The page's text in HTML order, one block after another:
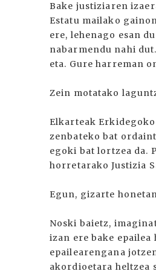
Bake justiziaren
Estatu mailako
ere, lehenago esan
nabarmendu nahi
eta. Gure harreman
Zein motatako
Elkarteak
zenbateko bat
egoki bat lortzea da.
horretarako Justizia
Egun, gizarte
Noski baietz,
izan ere bake
epailearengana
akordioetara heltzea